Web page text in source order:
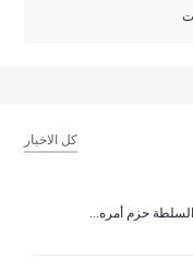
كل الاخبار
السلطة حزم أمره...